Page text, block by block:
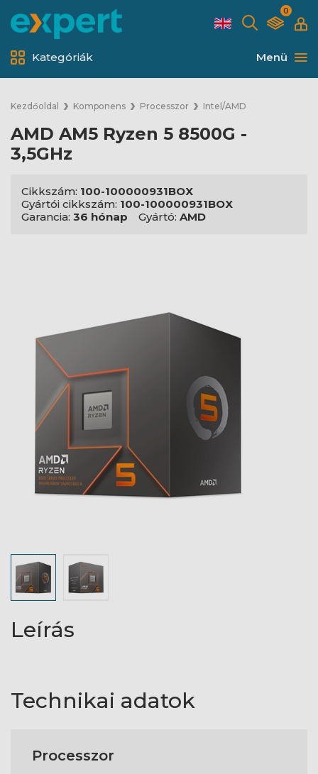
0
Menü
Kategóriák
Kezdőoldal Komponens Processzor Intel/AMD
AMD AM5 Ryzen 5 8500G -
3,5GHz
Cikkszám: 100-100000931BOX
Gyártói cikkszám: 100-100000931BOX
Garancia: 36 hónap Gyártó: AMD
Leírás
Technikai adatok
Processzor